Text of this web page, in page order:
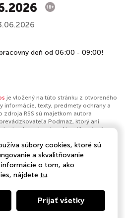
deň od 06:00 - 09:00!
je vložený na túto stránku z otvoreného
informácie, texty, predmety ochrany a
RSS sú majetkom autora
Podmaz, ktorý ani
obsah podcastov. Ak máš za to, že
a chceš získať kontrolu nad týmto
súbory cookies, ktoré sú
a skvalitňovanie
o tom, ako
nájdete tu.
Prijať všetky